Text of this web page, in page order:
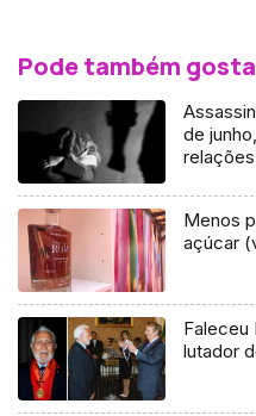
Pode também
de
Menos
açúcar
Faleceu
lutador